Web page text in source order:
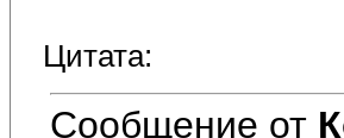
Цитата:
Сообщение от